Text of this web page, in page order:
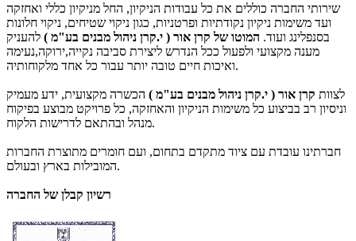
שירותי החברה כוללים את כל עבודות הניקיון, החל מניקיון כללי ואחזקה
ועד משימות ניקיון נקודתיות ופרטניות, כגון ניקוי שטיחים, ניקוי חלונות
בסנפלינג ועוד. המוטו של קרן אור ( י.קרן ניהול מבנים בע"מ ) להעניק
מענה מקצועי ולפעול ככל הנדרש ליצירת סביבה נקייה,ירוקה,נעימה
ואיכות חיים טובה יותר עבור כל אחד מלקוחותיה.
לצוות קרן אור ( י.קרן ניהול מבנים בע"מ ) הכשרה מקצועית, ידע מעמיק
וניסיון רב בביצוע כל משימות הניקיון והאחזקה, כל פרויקט מבוצע בפיקוח
מנהל ובהתאם לדרישות הלקוח.
חברתינו עובדת עם ציוד מתקדם בתחום, ועם חומרים מתוצרת החברות
המובילות בארץ ובעולם.
רשיון קבלן של החברה